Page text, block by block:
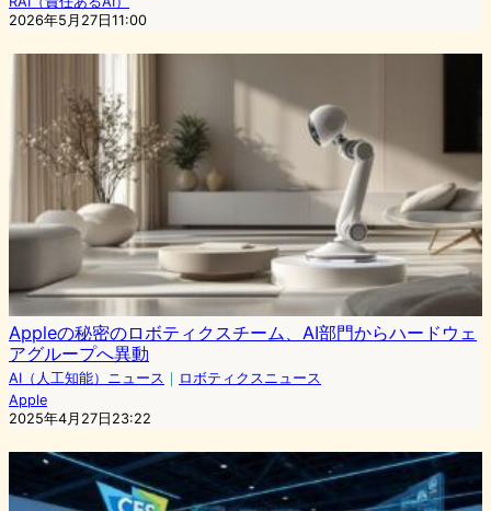
2026年5月27日11:00
Appleの秘密のロボティクスチーム、AI部門からハードウェ
アグループへ異動
AI（人工知能）ニュース ｜ ロボティクスニュース
Apple
2025年4月27日23:22